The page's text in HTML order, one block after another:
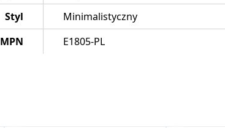
Styl
Minimalistyczny
MPN
E1805-PL